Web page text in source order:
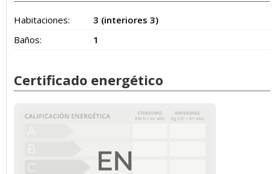
Habitaciones:
3 (interiores 3)
Baños:
1
Certificado energético